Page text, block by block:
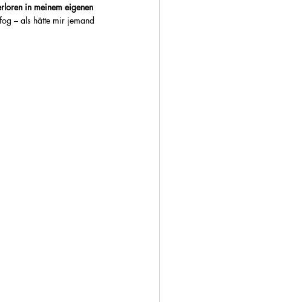
in meinem eigenen
– als hätte mir jemand